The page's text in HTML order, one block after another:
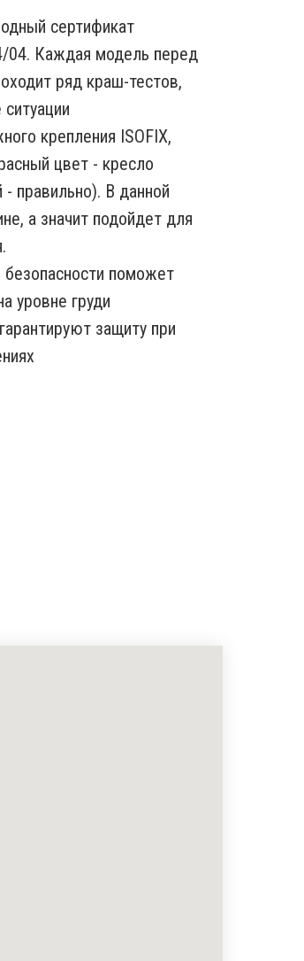
сертификат
04. Каждая модель перед
ряд краш-тестов,
крепления ISOFIX,
цвет - кресло
правильно). В данной
а значит подойдет для
поможет
уровне груди
защиту при